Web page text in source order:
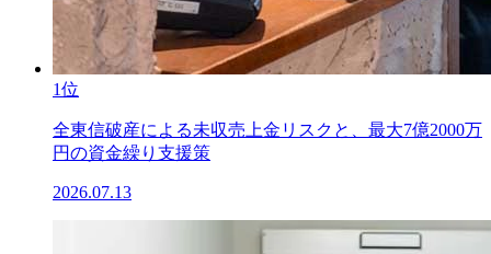
1位
全東信破産による未収売上金リスクと、最大7億2000万
円の資金繰り支援策
2026.07.13